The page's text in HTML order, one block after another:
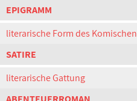
EPIGRAMM
literarische Form des Komischen
SATIRE
literarische Gattung